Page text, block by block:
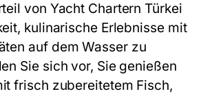
von Yacht Chartern Türkei
kulinarische Erlebnisse mit
auf dem Wasser zu
Sie sich vor, Sie genießen
frisch zubereitetem Fisch,